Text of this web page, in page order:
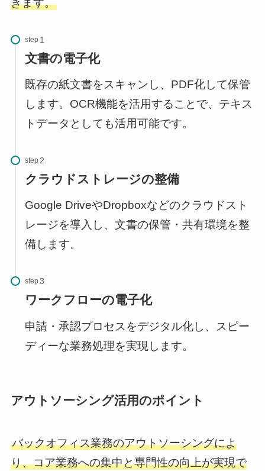
きます。
step
文書の電子化
既存の紙文書をスキャンし、PDF化して保管
します。OCR機能を活用することで、テキス
トデータとしても活用可能です。
step
クラウドストレージの整備
Google DriveやDropboxなどのクラウドスト
レージを導入し、文書の保管・共有環境を整
備します。
step
ワークフローの電子化
申請・承認プロセスをデジタル化し、スピー
ディーな業務処理を実現します。
アウトソーシング活用のポイント
バックオフィス業務のアウトソーシングによ
り、コア業務への集中と専門性の向上が実現で